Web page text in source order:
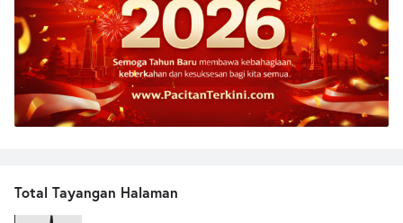
Total Tayangan Halaman